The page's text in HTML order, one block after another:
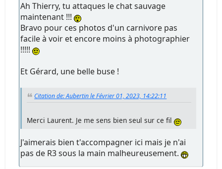
Ah Thierry, tu attaques le chat sauvage
maintenant !!!
Bravo pour ces photos d'un carnivore pas
facile à voir et encore moins à photographier
!!!!!
Et Gérard, une belle buse !
Citation de: Aubertin le Février 01, 2023, 14:22:11
Merci Laurent. Je me sens bien seul sur ce fil
J'aimerais bien t'accompagner ici mais je n'ai
pas de R3 sous la main malheureusement.